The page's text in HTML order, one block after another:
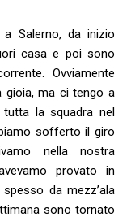
Salerno, da inizio
casa e poi sono
Ovviamente
gioia, ma ci tengo a
la squadra nel
sofferto il giro
nella nostra
provato in
da mezz’ala
sono tornato